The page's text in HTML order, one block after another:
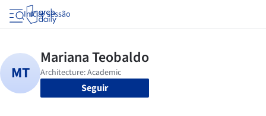
Iniciar sessão
Seguir